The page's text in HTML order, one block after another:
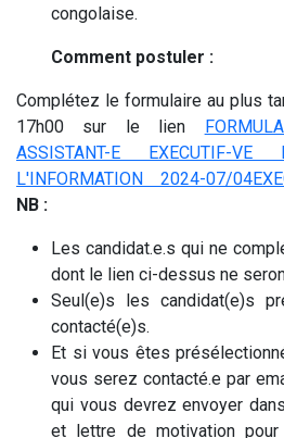
congolaise.
Comment postuler :
Complétez le formulaire au plus
17h00 sur le lien
ASSISTANT-E EXECUTIF-VE
L'INFORMATION 2024-07/
NB :
Les candidat.e.s qui ne
dont le lien ci-dessus ne
Seul(e)s les candidat(e)s
contacté(e)s.
Et si vous êtes
vous serez contacté.e par
qui vous devrez envoyer
et lettre de motivation